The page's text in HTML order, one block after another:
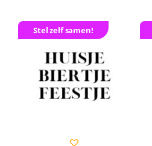
Stel zelf samen!